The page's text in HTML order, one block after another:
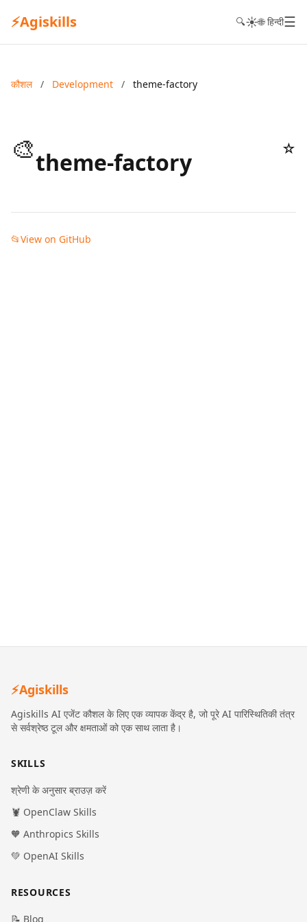
⚡Agiskills 🔍☀️🌐 हिन्दी☰
कौशल / Development / theme-factory
🎨theme-factory ☆
📂View on GitHub
⚡Agiskills
Agiskills AI एजेंट कौशल के लिए एक व्यापक केंद्र है, जो पूरे AI पारिस्थितिकी तंत्र
से सर्वश्रेष्ठ टूल और क्षमताओं को एक साथ लाता है।
SKILLS
श्रेणी के अनुसार ब्राउज़ करें
🦞 OpenClaw Skills
🧡 Anthropics Skills
💚 OpenAI Skills
RESOURCES
📝 Blog